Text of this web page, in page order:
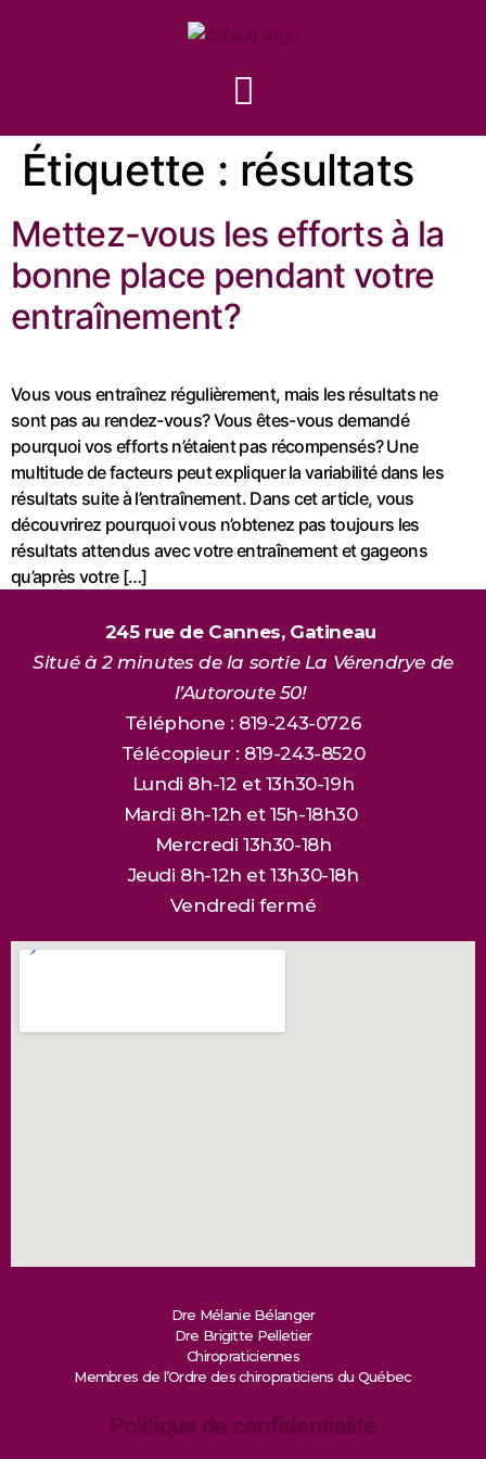
Étiquette : résultats
Mettez-vous les efforts à la
bonne place pendant votre
entraînement?
Vous vous entraînez régulièrement, mais les résultats ne
sont pas au rendez-vous? Vous êtes-vous demandé
pourquoi vos efforts n’étaient pas récompensés? Une
multitude de facteurs peut expliquer la variabilité dans les
résultats suite à l’entraînement. Dans cet article, vous
découvrirez pourquoi vous n’obtenez pas toujours les
résultats attendus avec votre entraînement et gageons
qu’après votre […]
245 rue de Cannes, Gatineau
Situé à 2 minutes de la sortie La Vérendrye de
l’Autoroute 50!
Téléphone : 819-243-0726
Télécopieur : 819-243-8520
Lundi 8h-12 et 13h30-19h
Mardi 8h-12h et 15h-18h30
Mercredi 13h30-18h
Jeudi 8h-12h et 13h30-18h
Vendredi fermé
Dre Mélanie Bélanger
Dre Brigitte Pelletier
Chiropraticiennes
Membres de l’Ordre des chiropraticiens du Québec
Politique de confidentialité